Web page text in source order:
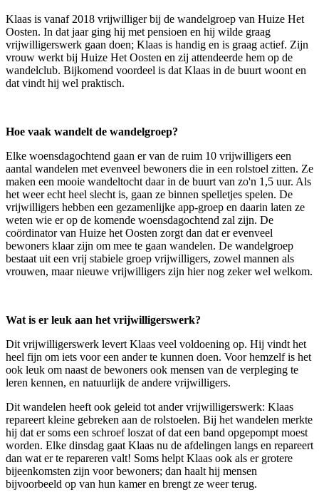
Klaas is vanaf 2018 vrijwilliger bij de wandelgroep van Huize Het
Oosten. In dat jaar ging hij met pensioen en hij wilde graag
vrijwilligerswerk gaan doen; Klaas is handig en is graag actief. Zijn
vrouw werkt bij Huize Het Oosten en zij attendeerde hem op de
wandelclub. Bijkomend voordeel is dat Klaas in de buurt woont en
dat vindt hij wel praktisch.
Hoe vaak wandelt de wandelgroep?
Elke woensdagochtend gaan er van de ruim 10 vrijwilligers een
aantal wandelen met evenveel bewoners die in een rolstoel zitten. Ze
maken een mooie wandeltocht daar in de buurt van zo'n 1,5 uur. Als
het weer echt heel slecht is, gaan ze binnen spelletjes spelen. De
vrijwilligers hebben een gezamenlijke app-groep en daarin laten ze
weten wie er op de komende woensdagochtend zal zijn. De
coördinator van Huize het Oosten zorgt dan dat er evenveel
bewoners klaar zijn om mee te gaan wandelen. De wandelgroep
bestaat uit een vrij stabiele groep vrijwilligers, zowel mannen als
vrouwen, maar nieuwe vrijwilligers zijn hier nog zeker wel welkom.
Wat is er leuk aan het vrijwilligerswerk?
Dit vrijwilligerswerk levert Klaas veel voldoening op. Hij vindt het
heel fijn om iets voor een ander te kunnen doen. Voor hemzelf is het
ook leuk om naast de bewoners ook mensen van de verpleging te
leren kennen, en natuurlijk de andere vrijwilligers.
Dit wandelen heeft ook geleid tot ander vrijwilligerswerk: Klaas
repareert kleine gebreken aan de rolstoelen. Bij het wandelen merkte
hij dat er soms een schroef loszat of dat een band opgepompt moest
worden. Elke dinsdag gaat Klaas nu de afdelingen langs en repareert
dan wat er te repareren valt! Soms helpt Klaas ook als er grotere
bijeenkomsten zijn voor bewoners; dan haalt hij mensen
bijvoorbeeld op van hun kamer en brengt ze weer terug.